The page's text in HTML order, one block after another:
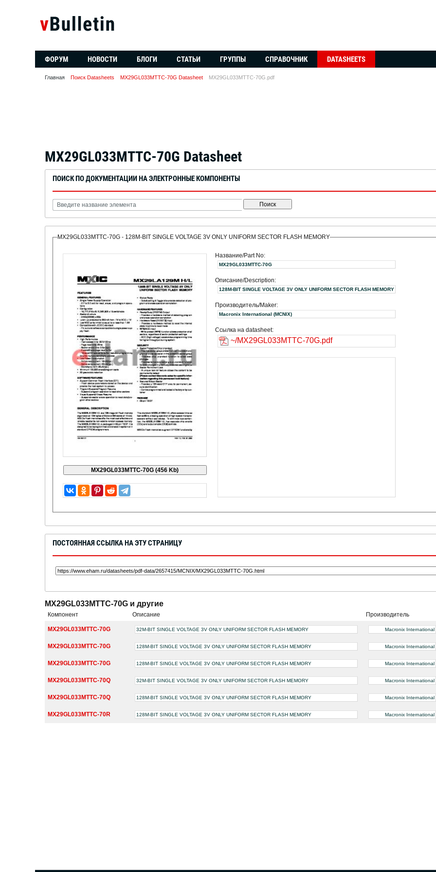
ФОРУМ НОВОСТИ БЛОГИ СТАТЬИ ГРУППЫ СПРАВОЧНИК DATASHEETS
Главная Поиск Datasheets MX29GL033MTTC-70G Datasheet MX29GL033MTTC-70G.pdf
MX29GL033MTTC-70G Datasheet
ПОИСК ПО ДОКУМЕНТАЦИИ НА ЭЛЕКТРОННЫЕ КОМПОНЕНТЫ
Поиск
MX29GL033MTTC-70G - 128M-BIT SINGLE VOLTAGE 3V ONLY UNIFORM SECTOR FLASH MEMORY
Название/Part No:
MX29GL033MTTC-70G
Описание/Description:
128M-BIT SINGLE VOLTAGE 3V ONLY UNIFORM SECTOR FLASH MEMORY
Производитель/Maker:
Macronix International (MCNIX)
Ссылка на datasheet:
~/MX29GL033MTTC-70G.pdf
ПОСТОЯННАЯ ССЫЛКА НА ЭТУ СТРАНИЦУ
MX29GL033MTTC-70G и другие
Компонент Описание Производитель
MX29GL033MTTC-70G 32M-BIT SINGLE VOLTAGE 3V ONLY UNIFORM SECTOR FLASH MEMORY Macronix International
MX29GL033MTTC-70G 128M-BIT SINGLE VOLTAGE 3V ONLY UNIFORM SECTOR FLASH MEMORY Macronix International
MX29GL033MTTC-70G 128M-BIT SINGLE VOLTAGE 3V ONLY UNIFORM SECTOR FLASH MEMORY Macronix International
MX29GL033MTTC-70Q 32M-BIT SINGLE VOLTAGE 3V ONLY UNIFORM SECTOR FLASH MEMORY Macronix International
MX29GL033MTTC-70Q 128M-BIT SINGLE VOLTAGE 3V ONLY UNIFORM SECTOR FLASH MEMORY Macronix International
MX29GL033MTTC-70R 128M-BIT SINGLE VOLTAGE 3V ONLY UNIFORM SECTOR FLASH MEMORY Macronix International